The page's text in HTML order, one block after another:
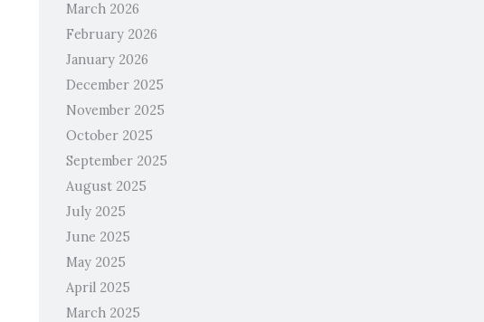
March 2026
February 2026
January 2026
December 2025
November 2025
October 2025
September 2025
August 2025
July 2025
June 2025
May 2025
April 2025
March 2025